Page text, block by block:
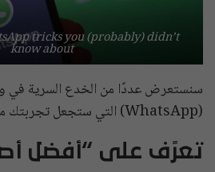
tricks you (probably) didn’t
know about
سنستعرض عددًا من الخدع السرية في
(WhatsApp) التي ستجعل تجربتك مع التطبيق مفيدة أكثر:
تعرًف على “أفضل